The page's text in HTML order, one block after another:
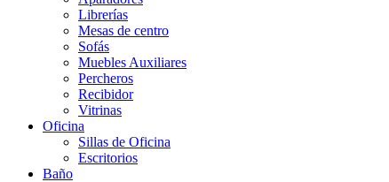
Librerías
Mesas de centro
Sofás
Muebles Auxiliares
Percheros
Recibidor
Vitrinas
Oficina
Sillas de Oficina
Escritorios
Baño